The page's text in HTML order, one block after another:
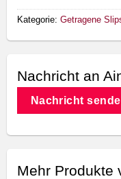
Kategorie: Getragene
Nachricht an
Nachricht
Mehr Produkte